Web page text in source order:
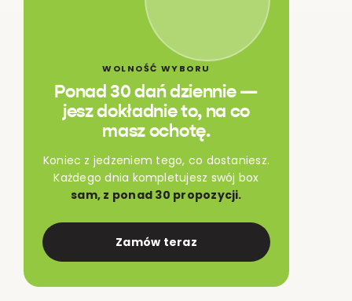
WOLNOŚĆ WYBORU
Ponad 30 dań dziennie —
jesz dokładnie to, na co
masz ochotę.
Koniec z jedzeniem tego, co dostaniesz.
Każdego dnia kompletujesz swój box
sam, z ponad 30 propozycji.
Zamów teraz